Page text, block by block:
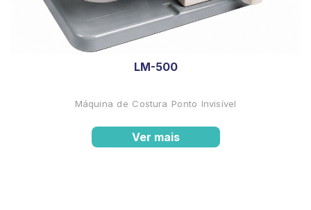
LM-500
Máquina de Costura Ponto Invisível
Ver mais